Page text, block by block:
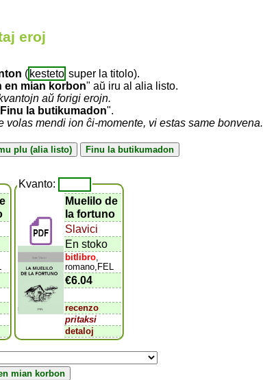
eroj
( kesteto super la titolo).
en mian korbon" aŭ iru al alia listo.
aŭ forigi erojn.
Finu la butikumadon".
mendi ion ĉi-momente, vi estas same bonvena.
Kvanto:
Muelilo de
la fortuno
Slavici
En stoko
bitlibro
romano,FEL
€6.04
recenzo
pritaksi
detaloj